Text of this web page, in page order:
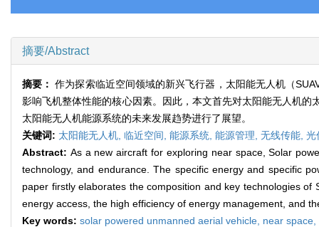
摘要/Abstract
摘要：作为探索临近空间领域的新兴飞行器，太阳能无人机（
影响飞机整体性能的核心因素。因此，本文首先对太阳能无人机
太阳能无人机能源系统的未来发展趋势进行了展望。
关键词: 太阳能无人机, 临近空间, 能源系统, 能源管理, 无线传能, 光
Abstract: As a new aircraft for exploring near space, Solar
technology, and endurance. The specific energy and specific
paper firstly elaborates the composition and key technologies
energy access, the high efficiency of energy management, and
Key words: solar powered unmanned aerial vehicle, near space,